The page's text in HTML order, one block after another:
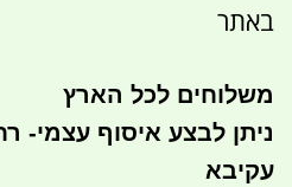
באתר
משלוחים לכל הארץ
עקיבא